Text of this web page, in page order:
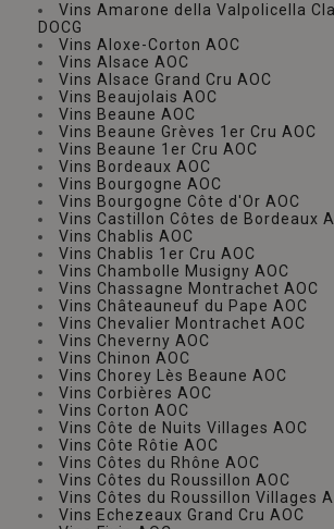
Vins Amarone della Valpolicella
DOCG
Vins Aloxe-Corton AOC
Vins Alsace AOC
Vins Alsace Grand Cru AOC
Vins Beaujolais AOC
Vins Beaune AOC
Vins Beaune Grèves 1er Cru AOC
Vins Beaune 1er Cru AOC
Vins Bordeaux AOC
Vins Bourgogne AOC
Vins Bourgogne Côte d'Or AOC
Vins Castillon Côtes de Bordeaux
Vins Chablis AOC
Vins Chablis 1er Cru AOC
Vins Chambolle Musigny AOC
Vins Chassagne Montrachet AOC
Vins Châteauneuf du Pape AOC
Vins Chevalier Montrachet AOC
Vins Cheverny AOC
Vins Chinon AOC
Vins Chorey Lès Beaune AOC
Vins Corbières AOC
Vins Corton AOC
Vins Côte de Nuits Villages AOC
Vins Côte Rôtie AOC
Vins Côtes du Rhône AOC
Vins Côtes du Roussillon AOC
Vins Côtes du Roussillon Villages
Vins Echezeaux Grand Cru AOC